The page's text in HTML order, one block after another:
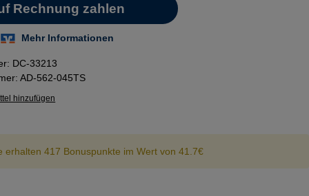
DC-33213
AD-562-045TS
hinzufügen
erhalten 417 Bonuspunkte im Wert von 41.7€